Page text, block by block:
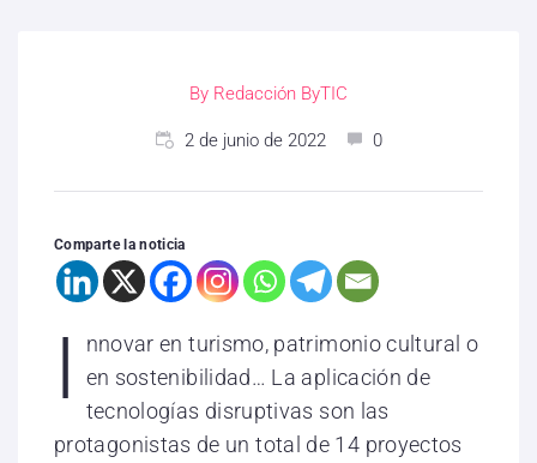
By Redacción ByTIC
2 de junio de 2022 0
Comparte la noticia
I
nnovar en turismo, patrimonio cultural o
en sostenibilidad… La aplicación de
tecnologías disruptivas son las
protagonistas de un total de 14 proyectos